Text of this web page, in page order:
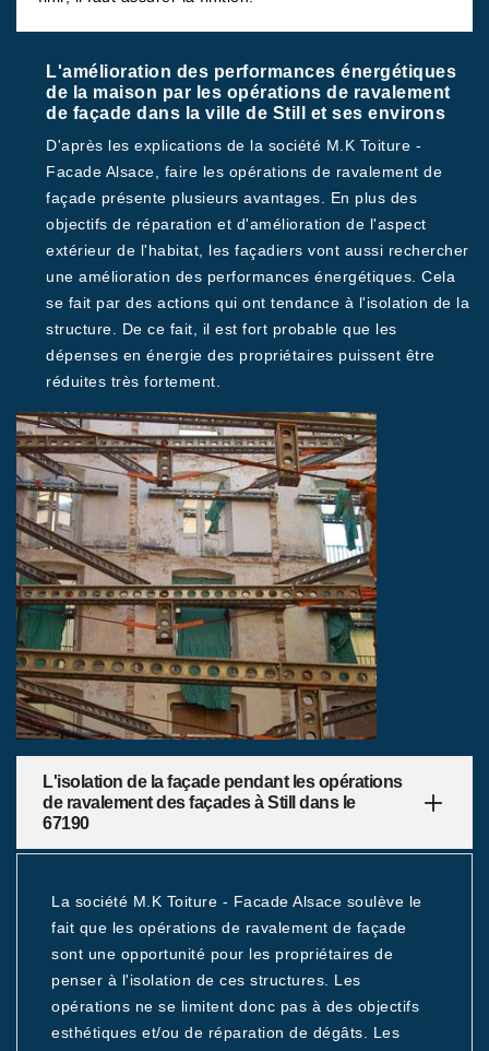
L'amélioration des performances énergétiques
de la maison par les opérations de ravalement
de façade dans la ville de Still et ses environs
D'après les explications de la société M.K Toiture -
Facade Alsace, faire les opérations de ravalement de
façade présente plusieurs avantages. En plus des
objectifs de réparation et d'amélioration de l'aspect
extérieur de l'habitat, les façadiers vont aussi rechercher
une amélioration des performances énergétiques. Cela
se fait par des actions qui ont tendance à l'isolation de la
structure. De ce fait, il est fort probable que les
dépenses en énergie des propriétaires puissent être
réduites très fortement.
L'isolation de la façade pendant les opérations
de ravalement des façades à Still dans le
67190
La société M.K Toiture - Facade Alsace soulève le
fait que les opérations de ravalement de façade
sont une opportunité pour les propriétaires de
penser à l'isolation de ces structures. Les
opérations ne se limitent donc pas à des objectifs
esthétiques et/ou de réparation de dégâts. Les